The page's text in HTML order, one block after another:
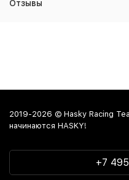
Отзывы
2019-2026 © Hasky Racing
начинаются HASKY!
+7